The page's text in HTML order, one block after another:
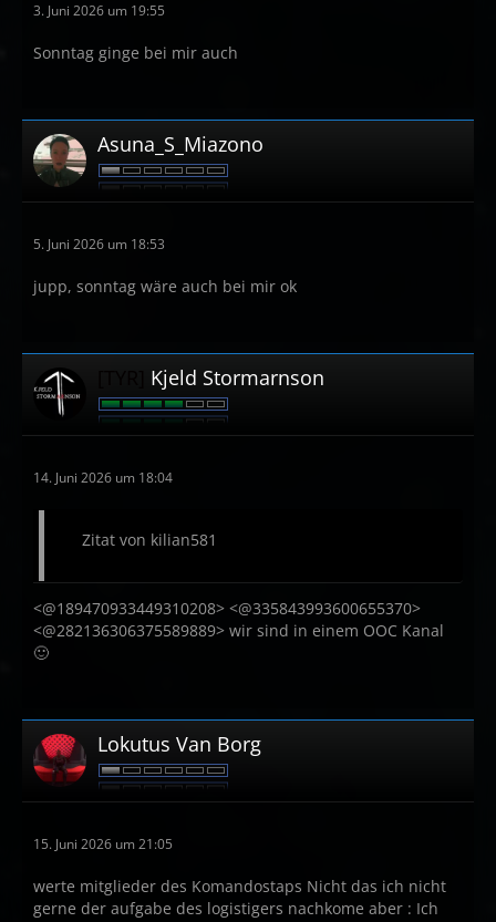
3. Juni 2026 um 19:55
Sonntag ginge bei mir auch
Asuna_S_Miazono
5. Juni 2026 um 18:53
jupp, sonntag wäre auch bei mir ok
Kjeld Stormarnson
14. Juni 2026 um 18:04
Zitat von kilian581
<@189470933449310208> <@335843993600655370>
<@282136306375589889> wir sind in einem OOC Kanal
🙂
Lokutus Van Borg
15. Juni 2026 um 21:05
werte mitglieder des Komandostaps Nicht das ich nicht
gerne der aufgabe des logistigers nachkome aber : Ich